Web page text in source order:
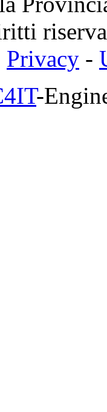
Privacy -
-